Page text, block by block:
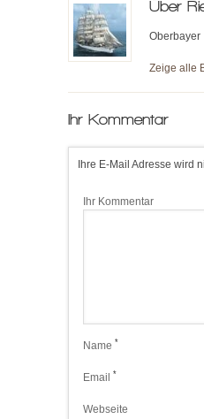
Über
Oberbayer
Zeige alle
Ihr Kommentar
Ihre E-Mail Adresse wird
Ihr Kommentar
Name *
Email *
Webseite